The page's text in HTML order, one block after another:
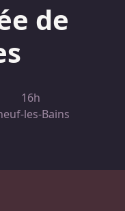
de
16h
les-Bains